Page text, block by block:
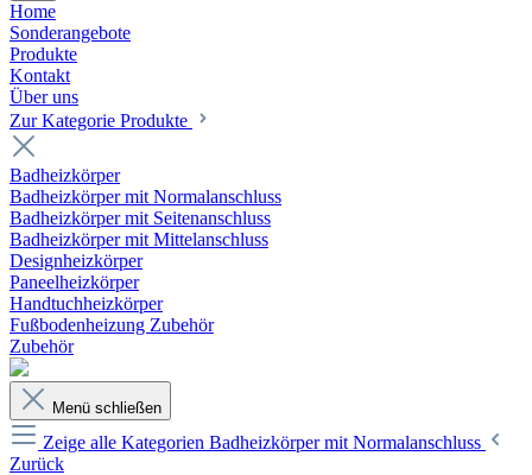
Home
Sonderangebote
Produkte
Kontakt
Über uns
Zur Kategorie Produkte
Badheizkörper
Badheizkörper mit Normalanschluss
Badheizkörper mit Seitenanschluss
Badheizkörper mit Mittelanschluss
Designheizkörper
Paneelheizkörper
Handtuchheizkörper
Fußbodenheizung Zubehör
Zubehör
Menü schließen
Zeige alle Kategorien Badheizkörper mit Normalanschluss
Zurück